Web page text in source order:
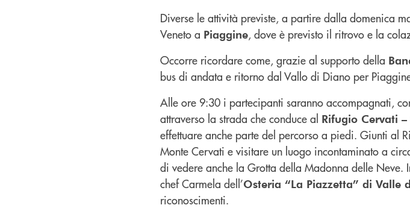
Diverse le attività previste, a partire dalla domenica
Veneto a Piaggine, dove è previsto il ritrovo e la
Occorre ricordare come, grazie al supporto della
bus di andata e ritorno dal Vallo di Diano per
Alle ore 9:30 i partecipanti saranno accompagnati,
attraverso la strada che conduce al Rifugio Cervati
effettuare anche parte del percorso a piedi. Giunti al
Monte Cervati e visitare un luogo incontaminato a
di vedere anche la Grotta della Madonna delle
chef Carmela dell’Osteria “La Piazzetta” di Valle
riconoscimenti.